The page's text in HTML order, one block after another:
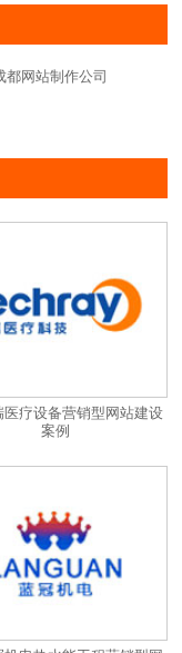
都网站制作公司
医疗设备营销型网站建设
案例